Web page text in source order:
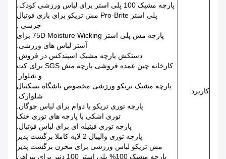
کاربرد:
پارچه مشبک 100 پلی استر برای لباس ورزشی کودک،
پلی استر Pro-Brite مش تریکو برای بازی فوتبال
جرسی .
پارچه مش پلی استر 75D Moisture Wicking برای
آستر لباس های ورزشی.
دستکش پارچه مشبک اسپندکس در فروش.
کارخانه چین عمده فروشی پارچه مش SGS برای کت
و شلوار.
پارچه مشبک تریکو ورزشی مخصوص باشگاه بسکتبال
شلوارک.
پارچه توری تریکو با دوام برای لباس چوگان.
توری اشکی با پارچه های توری خنک
پارچه توری فیتیله ای برای لباس فوتبال.
پارچه توری والیبال 2 لایه کاملا برگشت پذیر
مش تریکو لباس ورزشی برای مخزن برگشت پذیر
پارچه مشبک 100% پلی استر 100 دنیر برای پیراهن